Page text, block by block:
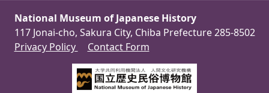
National Museum of Japanese History
117 Jonai-cho, Sakura City, Chiba Prefecture 285-8502
Privacy Policy
Contact Form